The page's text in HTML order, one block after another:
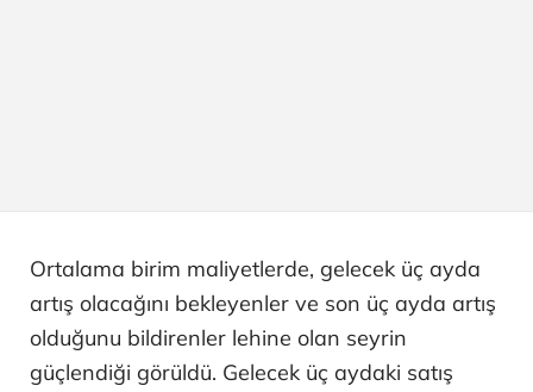
Ortalama birim maliyetlerde, gelecek üç ayda
artış olacağını bekleyenler ve son üç ayda artış
olduğunu bildirenler lehine olan seyrin
güçlendiği görüldü. Gelecek üç aydaki satış